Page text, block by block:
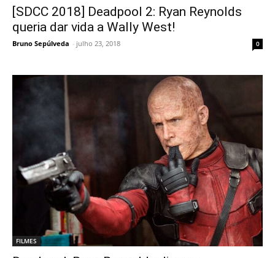
[SDCC 2018] Deadpool 2: Ryan Reynolds
queria dar vida a Wally West!
Bruno Sepúlveda - julho 23, 2018 0
FILMES